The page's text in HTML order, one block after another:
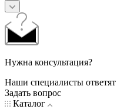
Нужна консультация?
Наши специалисты
Задать вопрос
Каталог